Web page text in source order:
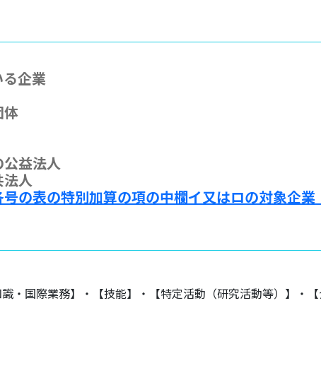
企業
体
益法人
人
の表の特別加算の項の中欄イ又はロの対象企業
・国際業務】・【技能】・【特定活動（研究活動等）】・